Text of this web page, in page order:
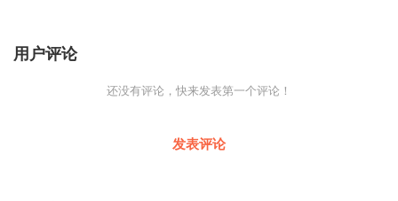
用户评论
还没有评论，快来发表第一个评论！
发表评论